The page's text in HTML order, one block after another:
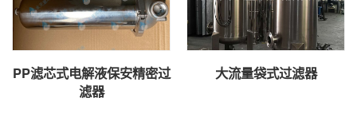
PP滤芯式电解液保安精密过
滤器
大流量袋式过滤器